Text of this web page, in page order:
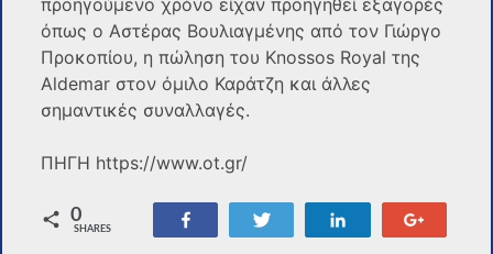
όπως ο Αστέρας Βουλιαγμένης από τον Γιώργο
Προκοπίου, η πώληση του Knossos Royal της
Aldemar στον όμιλο Καράτζη και άλλες
σημαντικές συναλλαγές.
ΠΗΓΗ https://www.ot.gr/
0
SHARES